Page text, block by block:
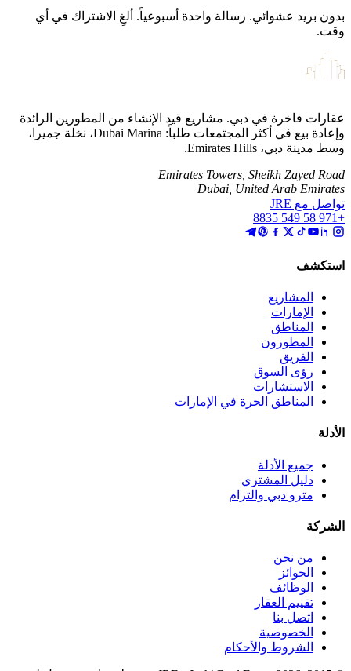
بدون بريد عشوائي. رسالة واحدة أسبوعياً. ألغِ الاشتراك في أي
وقت.
عقارات فاخرة في دبي. مشاريع قيد الإنشاء من المطورين الرائدة
وإعادة بيع في أكثر المجتمعات طلباً: Dubai Marina، نخلة جميرا،
وسط مدينة دبي، Emirates Hills.
Emirates Towers, Sheikh Zayed Road
Dubai, United Arab Emirates
تواصل مع JRE
+971 58 549 8835
استكشف
المشاريع
الإمارات
المناطق
المطورون
الفريق
رؤى السوق
الاستشارات
المناطق الحرة في الإمارات
الأدلة
جميع الأدلة
دليل المشتري
مترو دبي والترام
الشركة
من نحن
الجوائز
الوظائف
تقييم العقار
اتصل بنا
الخصوصية
الشروط والأحكام